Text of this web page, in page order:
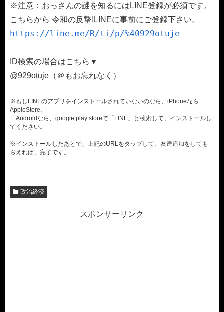
※注意：おっさんの謎を知るにはLINE登録が必須です。
こちらから 令和の反撃!LINEに事前にご登録下さい。
https://line.me/R/ti/p/%40929otuje
ID検索の場合はこちら▼
@929otuje（＠もお忘れなく）
※もしLINEのアプリをインストールされていないのなら、iPhoneなら
AppleStore、
Androidなら、google play storeで「LINE」と検索して、インストールし
てください。
※インストールしたあとで、上記のURLをタップして、友達追加をしても
らえれば、完了です。
政治経済
スポンサーリンク